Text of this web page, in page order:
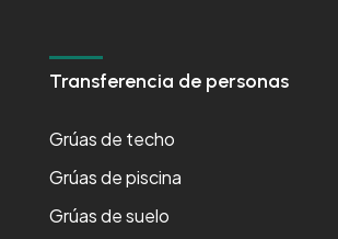
Transferencia de personas
Grúas de techo
Grúas de piscina
Grúas de suelo